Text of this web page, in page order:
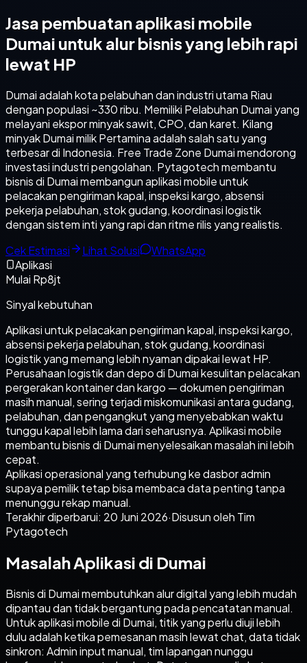
Jasa pembuatan aplikasi mobile
Dumai untuk alur bisnis yang lebih rapi
lewat HP
Dumai adalah kota pelabuhan dan industri utama Riau
dengan populasi ~330 ribu. Memiliki Pelabuhan Dumai yang
melayani ekspor minyak sawit, CPO, dan karet. Kilang
minyak Dumai milik Pertamina adalah salah satu yang
terbesar di Indonesia. Free Trade Zone Dumai mendorong
investasi industri pengolahan. Pytagotech membantu
bisnis di Dumai membangun aplikasi mobile untuk
pelacakan pengiriman kapal, inspeksi kargo, absensi
pekerja pelabuhan, stok gudang, koordinasi logistik
dengan sistem inti yang rapi dan ritme rilis yang realistis.
Cek Estimasi
Lihat Solusi
WhatsApp
Aplikasi
Mulai Rp8jt
Sinyal kebutuhan
Aplikasi untuk pelacakan pengiriman kapal, inspeksi kargo,
absensi pekerja pelabuhan, stok gudang, koordinasi
logistik yang memang lebih nyaman dipakai lewat HP.
Perusahaan logistik dan depo di Dumai kesulitan pelacakan
pergerakan kontainer dan kargo — dokumen pengiriman
masih manual, sering terjadi miskomunikasi antara gudang,
pelabuhan, dan pengangkut yang menyebabkan waktu
tunggu kapal lebih lama dari seharusnya. Aplikasi mobile
membantu bisnis di Dumai menyelesaikan masalah ini lebih
cepat.
Aplikasi operasional yang terhubung ke dasbor admin
supaya pemilik tetap bisa membaca data penting tanpa
menunggu rekap manual.
Terakhir diperbarui: 20 Juni 2026·Disusun oleh Tim
Pytagotech
Masalah Aplikasi di Dumai
Bisnis di Dumai membutuhkan alur digital yang lebih mudah
dipantau dan tidak bergantung pada pencatatan manual.
Untuk aplikasi mobile di Dumai, titik yang perlu diuji lebih
dulu adalah ketika pemesanan masih lewat chat, data tidak
sinkron: Admin input manual, tim lapangan nunggu